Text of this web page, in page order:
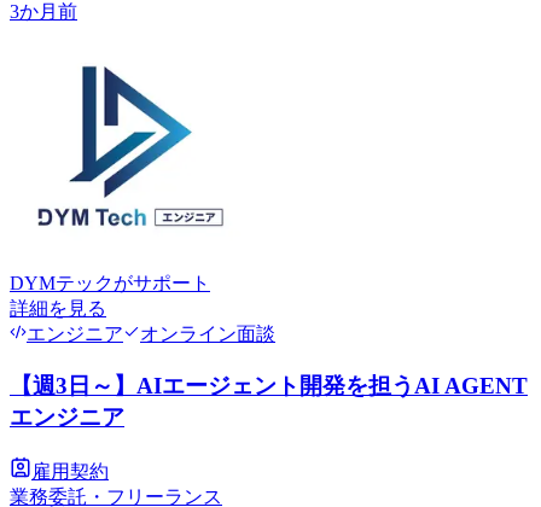
3か月前
DYMテックがサポート
詳細を見る
エンジニア
オンライン面談
【週3日～】AIエージェント開発を担うAI AGENT
エンジニア
雇用契約
業務委託・フリーランス